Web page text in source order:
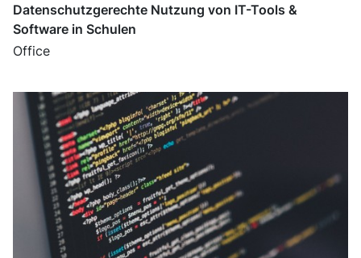
Datenschutzgerechte Nutzung von IT-Tools &
Software in Schulen
Office